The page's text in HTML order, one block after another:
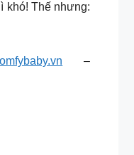
khó! Thế nhưng:
–